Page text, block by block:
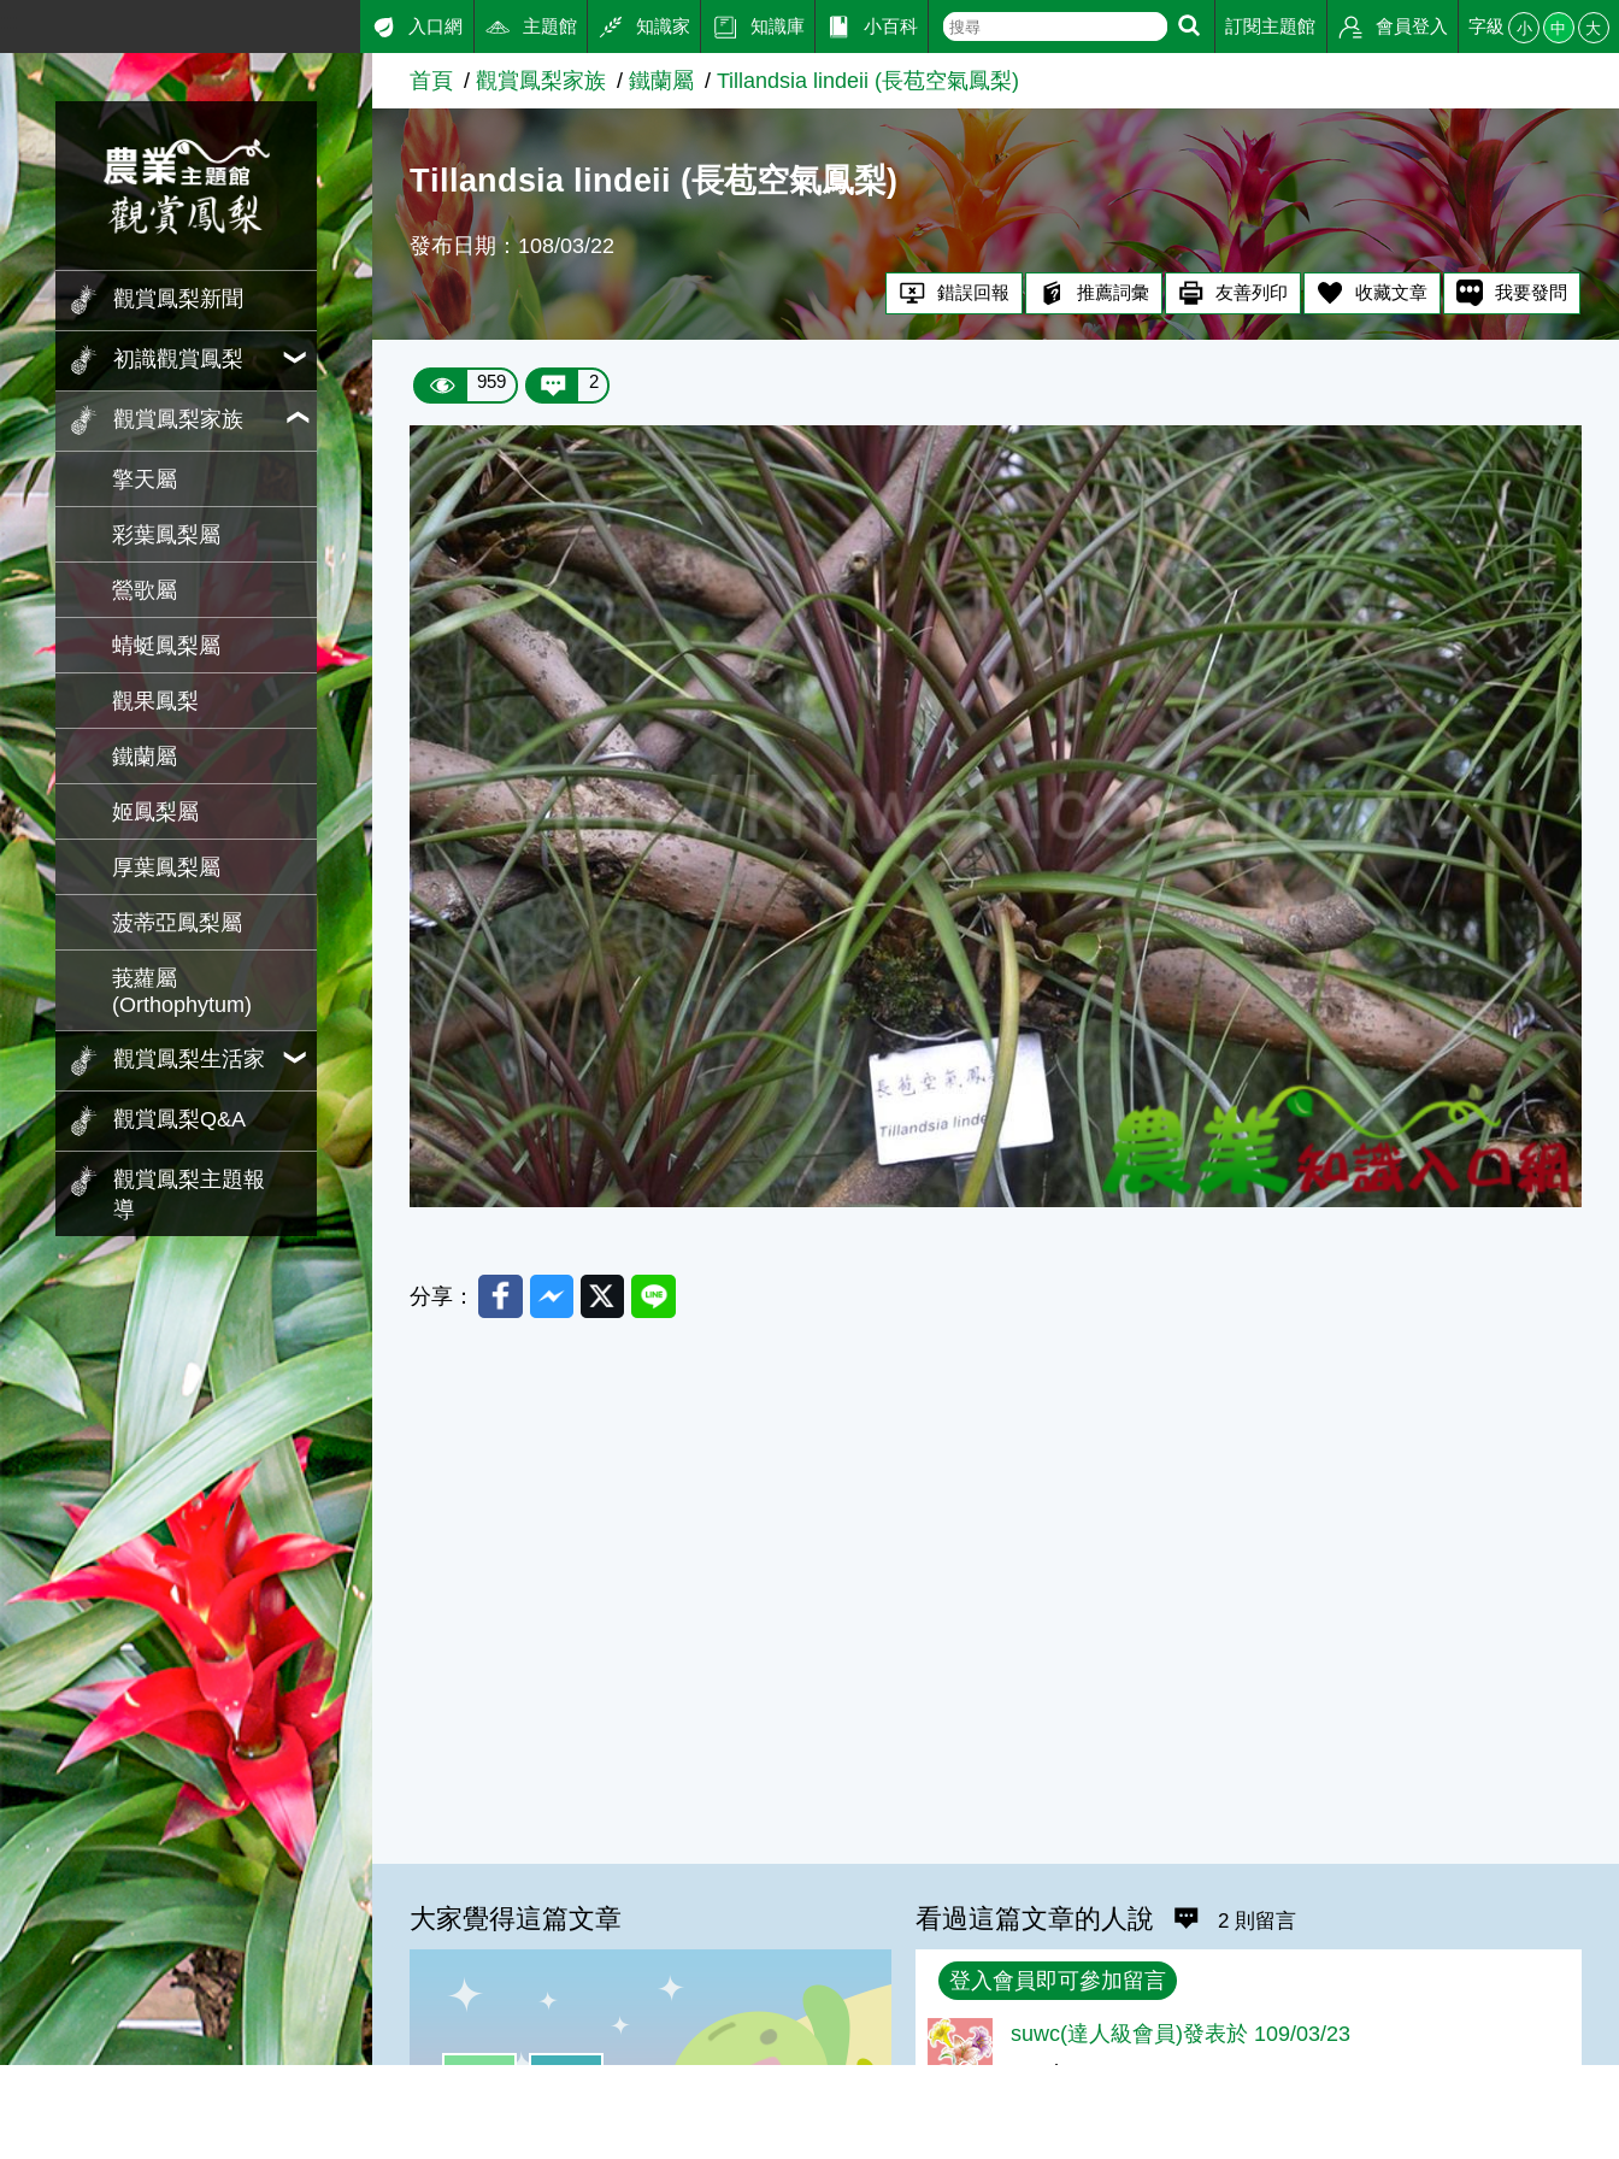
跳到主要內容
農業知識入口網
觀賞鳳梨新聞
初識觀賞鳳梨
觀賞鳳梨家族
擎天屬
彩葉鳳梨屬
鶯歌屬
蜻蜓鳳梨屬
觀果鳳梨
鐵蘭屬
姬鳳梨屬
厚葉鳳梨屬
菠蒂亞鳳梨屬
莪蘿屬
(Orthophytum)
觀賞鳳梨生活家
觀賞鳳梨Q&A
觀賞鳳梨主題報
導
入口網 主題館 知識家 知識庫 小百科 訂閱主題館 會員登入 字級 小 中 大
首頁 觀賞鳳梨家族 鐵蘭屬 Tillandsia lindeii (長苞空氣鳳梨)
Tillandsia lindeii (長苞空氣鳳梨)
發布日期：108/03/22
錯誤回報 推薦詞彙 友善列印 收藏文章 我要發問
959 2
分享： FacebookMessenger
TwitterLine
大家覺得這篇文章
一級棒:40%我喜歡:40%
看過這篇文章的人說 2 則留言
回覆
登入會員即可參加留言
suwc(達人級會員)發表於 109/03/23
good